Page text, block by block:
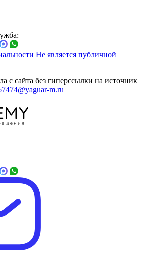
Не является публичной
с сайта без гиперссылки на источник
m.ru